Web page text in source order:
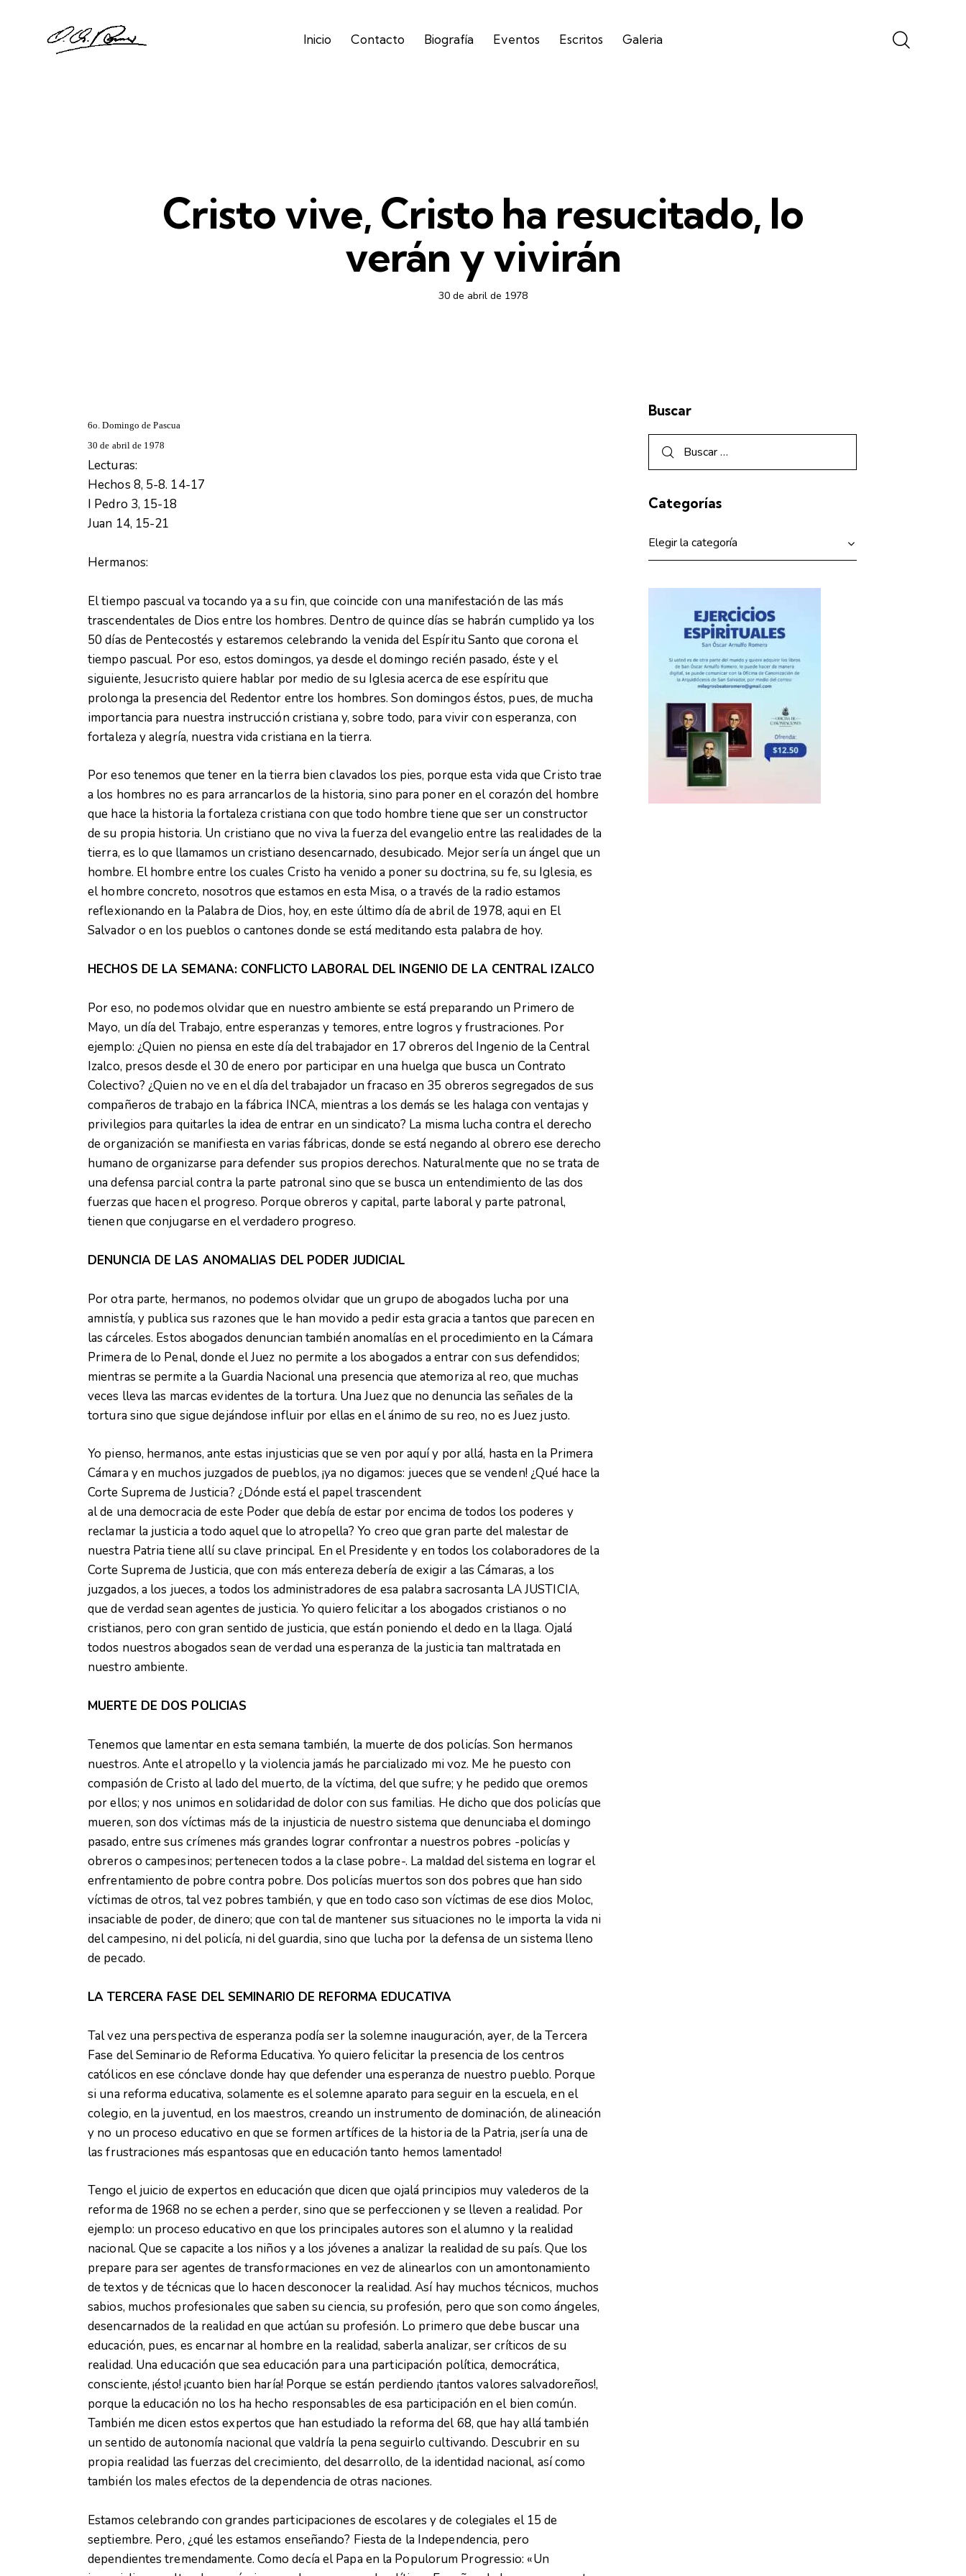
Inicio Contacto Biografía Eventos Escritos Galeria
Cristo vive, Cristo ha resucitado, lo
verán y vivirán
30 de abril de 1978
6o. Domingo de Pascua
30 de abril de 1978
Lecturas:
Hechos 8, 5-8. 14-17
I Pedro 3, 15-18
Juan 14, 15-21
Hermanos:
El tiempo pascual va tocando ya a su fin, que coincide con una manifestación de las más
trascendentales de Dios entre los hombres. Dentro de quince días se habrán cumplido ya los
50 días de Pentecostés y estaremos celebrando la venida del Espíritu Santo que corona el
tiempo pascual. Por eso, estos domingos, ya desde el domingo recién pasado, éste y el
siguiente, Jesucristo quiere hablar por medio de su Iglesia acerca de ese espíritu que
prolonga la presencia del Redentor entre los hombres. Son domingos éstos, pues, de mucha
importancia para nuestra instrucción cristiana y, sobre todo, para vivir con esperanza, con
fortaleza y alegría, nuestra vida cristiana en la tierra.
Por eso tenemos que tener en la tierra bien clavados los pies, porque esta vida que Cristo trae
a los hombres no es para arrancarlos de la historia, sino para poner en el corazón del hombre
que hace la historia la fortaleza cristiana con que todo hombre tiene que ser un constructor
de su propia historia. Un cristiano que no viva la fuerza del evangelio entre las realidades de la
tierra, es lo que llamamos un cristiano desencarnado, desubicado. Mejor sería un ángel que un
hombre. El hombre entre los cuales Cristo ha venido a poner su doctrina, su fe, su Iglesia, es
el hombre concreto, nosotros que estamos en esta Misa, o a través de la radio estamos
reflexionando en la Palabra de Dios, hoy, en este último día de abril de 1978, aqui en El
Salvador o en los pueblos o cantones donde se está meditando esta palabra de hoy.
HECHOS DE LA SEMANA: CONFLICTO LABORAL DEL INGENIO DE LA CENTRAL IZALCO
Por eso, no podemos olvidar que en nuestro ambiente se está preparando un Primero de
Mayo, un día del Trabajo, entre esperanzas y temores, entre logros y frustraciones. Por
ejemplo: ¿Quien no piensa en este día del trabajador en 17 obreros del Ingenio de la Central
Izalco, presos desde el 30 de enero por participar en una huelga que busca un Contrato
Colectivo? ¿Quien no ve en el día del trabajador un fracaso en 35 obreros segregados de sus
compañeros de trabajo en la fábrica INCA, mientras a los demás se les halaga con ventajas y
privilegios para quitarles la idea de entrar en un sindicato? La misma lucha contra el derecho
de organización se manifiesta en varias fábricas, donde se está negando al obrero ese derecho
humano de organizarse para defender sus propios derechos. Naturalmente que no se trata de
una defensa parcial contra la parte patronal sino que se busca un entendimiento de las dos
fuerzas que hacen el progreso. Porque obreros y capital, parte laboral y parte patronal,
tienen que conjugarse en el verdadero progreso.
DENUNCIA DE LAS ANOMALIAS DEL PODER JUDICIAL
Por otra parte, hermanos, no podemos olvidar que un grupo de abogados lucha por una
amnistía, y publica sus razones que le han movido a pedir esta gracia a tantos que parecen en
las cárceles. Estos abogados denuncian también anomalías en el procedimiento en la Cámara
Primera de lo Penal, donde el Juez no permite a los abogados a entrar con sus defendidos;
mientras se permite a la Guardia Nacional una presencia que atemoriza al reo, que muchas
veces lleva las marcas evidentes de la tortura. Una Juez que no denuncia las señales de la
tortura sino que sigue dejándose influir por ellas en el ánimo de su reo, no es Juez justo.
Yo pienso, hermanos, ante estas injusticias que se ven por aquí y por allá, hasta en la Primera
Cámara y en muchos juzgados de pueblos, ¡ya no digamos: jueces que se venden! ¿Qué hace la
Corte Suprema de Justicia? ¿Dónde está el papel trascendent
al de una democracia de este Poder que debía de estar por encima de todos los poderes y
reclamar la justicia a todo aquel que lo atropella? Yo creo que gran parte del malestar de
nuestra Patria tiene allí su clave principal. En el Presidente y en todos los colaboradores de la
Corte Suprema de Justicia, que con más entereza debería de exigir a las Cámaras, a los
juzgados, a los jueces, a todos los administradores de esa palabra sacrosanta LA JUSTICIA,
que de verdad sean agentes de justicia. Yo quiero felicitar a los abogados cristianos o no
cristianos, pero con gran sentido de justicia, que están poniendo el dedo en la llaga. Ojalá
todos nuestros abogados sean de verdad una esperanza de la justicia tan maltratada en
nuestro ambiente.
MUERTE DE DOS POLICIAS
Tenemos que lamentar en esta semana también, la muerte de dos policías. Son hermanos
nuestros. Ante el atropello y la violencia jamás he parcializado mi voz. Me he puesto con
compasión de Cristo al lado del muerto, de la víctima, del que sufre; y he pedido que oremos
por ellos; y nos unimos en solidaridad de dolor con sus familias. He dicho que dos policías que
mueren, son dos víctimas más de la injusticia de nuestro sistema que denunciaba el domingo
pasado, entre sus crímenes más grandes lograr confrontar a nuestros pobres -policías y
obreros o campesinos; pertenecen todos a la clase pobre-. La maldad del sistema en lograr el
enfrentamiento de pobre contra pobre. Dos policías muertos son dos pobres que han sido
víctimas de otros, tal vez pobres también, y que en todo caso son víctimas de ese dios Moloc,
insaciable de poder, de dinero; que con tal de mantener sus situaciones no le importa la vida ni
del campesino, ni del policía, ni del guardia, sino que lucha por la defensa de un sistema lleno
de pecado.
LA TERCERA FASE DEL SEMINARIO DE REFORMA EDUCATIVA
Tal vez una perspectiva de esperanza podía ser la solemne inauguración, ayer, de la Tercera
Fase del Seminario de Reforma Educativa. Yo quiero felicitar la presencia de los centros
católicos en ese cónclave donde hay que defender una esperanza de nuestro pueblo. Porque
si una reforma educativa, solamente es el solemne aparato para seguir en la escuela, en el
colegio, en la juventud, en los maestros, creando un instrumento de dominación, de alineación
y no un proceso educativo en que se formen artífices de la historia de la Patria, ¡sería una de
las frustraciones más espantosas que en educación tanto hemos lamentado!
Tengo el juicio de expertos en educación que dicen que ojalá principios muy valederos de la
reforma de 1968 no se echen a perder, sino que se perfeccionen y se lleven a realidad. Por
ejemplo: un proceso educativo en que los principales autores son el alumno y la realidad
nacional. Que se capacite a los niños y a los jóvenes a analizar la realidad de su país. Que los
prepare para ser agentes de transformaciones en vez de alinearlos con un amontonamiento
de textos y de técnicas que lo hacen desconocer la realidad. Así hay muchos técnicos, muchos
sabios, muchos profesionales que saben su ciencia, su profesión, pero que son como ángeles,
desencarnados de la realidad en que actúan su profesión. Lo primero que debe buscar una
educación, pues, es encarnar al hombre en la realidad, saberla analizar, ser críticos de su
realidad. Una educación que sea educación para una participación política, democrática,
consciente, ¡ésto! ¡cuanto bien haría! Porque se están perdiendo ¡tantos valores salvadoreños!,
porque la educación no los ha hecho responsables de esa participación en el bien común.
También me dicen estos expertos que han estudiado la reforma del 68, que hay allá también
un sentido de autonomía nacional que valdría la pena seguirlo cultivando. Descubrir en su
propia realidad las fuerzas del crecimiento, del desarrollo, de la identidad nacional, así como
también los males efectos de la dependencia de otras naciones.
Estamos celebrando con grandes participaciones de escolares y de colegiales el 15 de
septiembre. Pero, ¿qué les estamos enseñando? Fiesta de la Independencia, pero
dependientes tremendamente. Como decía el Papa en la Populorum Progressio: «Un
Buscar
Categorías